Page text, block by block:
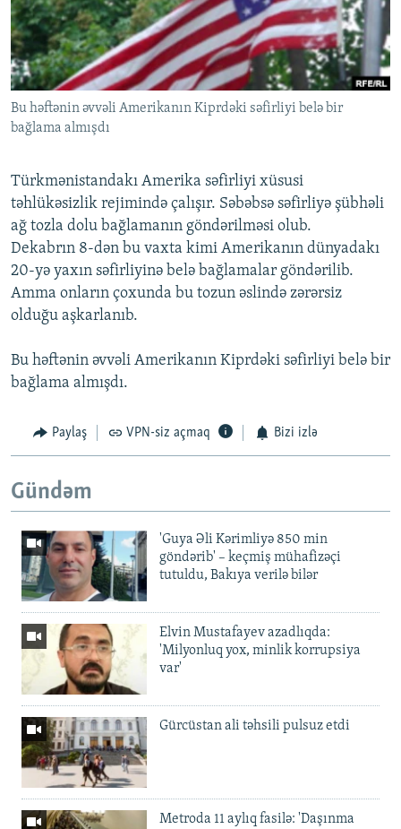
İNFOQRAFIKA
KARIKATURA
AZƏRBAYCAN ƏDƏBIYYATI KITABXANASI
İSLAM VƏ DEMOKRATIYA
İZ - MƏDƏNIYYƏT PROQRAMI
MISSIYAMIZ
PEŞƏ ETIKASI VƏ JURNALISTIKA STANDARTLARIMIZ
MATERIALLARIMIZDAN ISTIFADƏ
AZADLIQRADIOSU MOBIL TELEFONUNUZDA
XƏBƏR BÜLLETENLƏRIMIZ
BIZI IZLƏ
RFE/RL-in bütün saytları
Bu həftənin əvvəli Amerikanın Kiprdəki səfirliyi belə bir
bağlama almışdı
Türkmənistandakı Amerika səfirliyi xüsusi
təhlükəsizlik rejimində çalışır. Səbəbsə səfirliyə şübhəli
ağ tozla dolu bağlamanın göndərilməsi olub.
Dekabrın 8-dən bu vaxta kimi Amerikanın dünyadakı
20-yə yaxın səfirliyinə belə bağlamalar göndərilib.
Amma onların çoxunda bu tozun əslində zərərsiz
olduğu aşkarlanıb.
Bu həftənin əvvəli Amerikanın Kiprdəki səfirliyi belə bir
bağlama almışdı.
Paylaş VPN-siz açmaq Bizi izlə
Gündəm
'Guya Əli Kərimliyə 850 min
göndərib' – keçmiş mühafizəçi
tutuldu, Bakıya verilə bilər
Elvin Mustafayev azadlıqda:
'Milyonluq yox, minlik korrupsiya
var'
Gürcüstan ali təhsili pulsuz etdi
Metroda 11 aylıq fasilə: 'Daşınma